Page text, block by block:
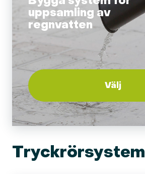
uppsamling av
regnvatten
Välj
Tryckrörsystem